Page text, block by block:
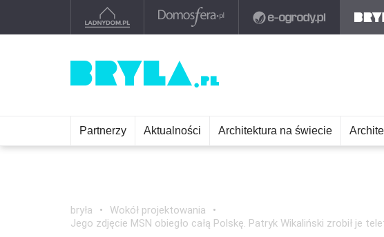
Partnerzy Aktualności Architektura na świecie
bryła
Wokół projektowania
Jego zdjęcie MSN obiegło całą Polskę. Patryk Wikaliński zrobił je